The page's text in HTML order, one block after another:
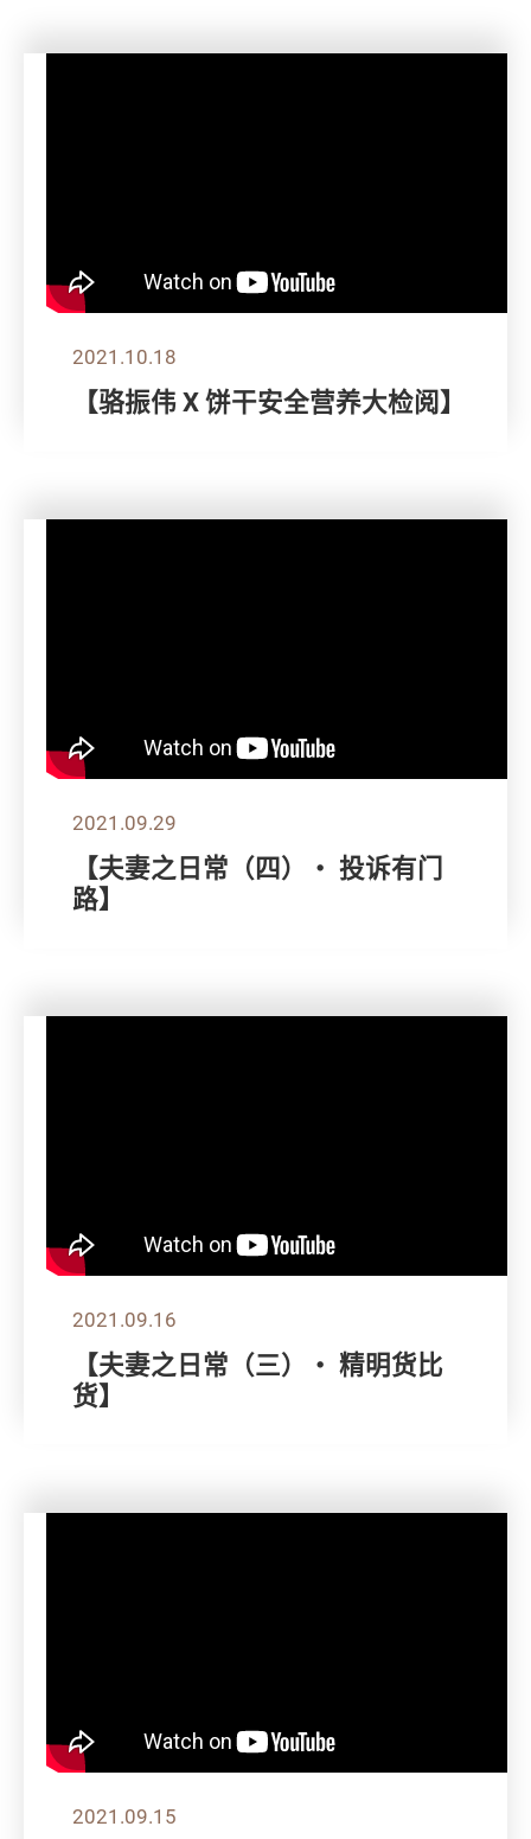
2021.10.18
【骆振伟 X 饼干安全营养大检阅】
2021.09.29
【夫妻之日常（四）・ 投诉有门
路】
2021.09.16
【夫妻之日常（三）・ 精明货比
货】
2021.09.15